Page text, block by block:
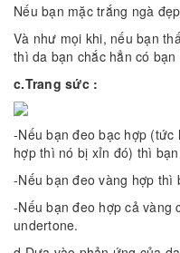
Nếu bạn mặc trắng ngà
Và như mọi khi, nếu bạn
thì da bạn chắc hẳn có
c.Trang sức :
-Nếu bạn đeo bạc hợp
hợp thì nó bị xỉn đó) thì
-Nếu bạn đeo vàng hợp thì
-Nếu bạn đeo hợp cả vàng
undertone.